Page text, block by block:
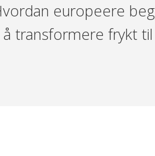
europeere
transformere frykt